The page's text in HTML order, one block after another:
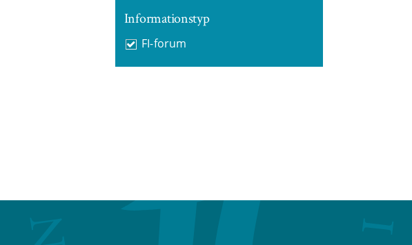
Informationstyp
FI-forum